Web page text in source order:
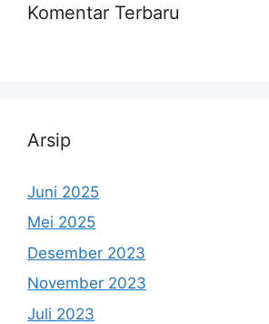
Komentar Terbaru
Arsip
Juni 2025
Mei 2025
Desember 2023
November 2023
Juli 2023